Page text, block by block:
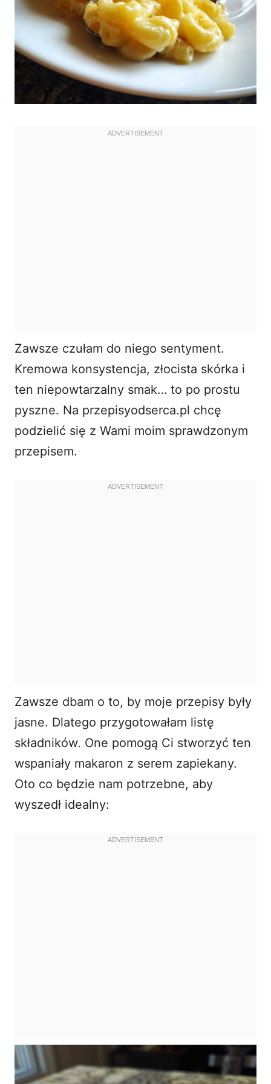
Zawsze czułam do niego sentyment.
Kremowa konsystencja, złocista skórka i
ten niepowtarzalny smak… to po prostu
pyszne. Na przepisyodserca.pl chcę
podzielić się z Wami moim sprawdzonym
przepisem.
Zawsze dbam o to, by moje przepisy były
jasne. Dlatego przygotowałam listę
składników. One pomogą Ci stworzyć ten
wspaniały makaron z serem zapiekany.
Oto co będzie nam potrzebne, aby
wyszedł idealny: